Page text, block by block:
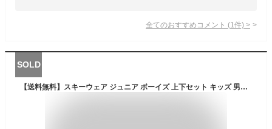
全てのおすすめコメント (1 件) >
SOLD
【送料無料】スキーウェア ジュニア ボーイズ 上下セット キッズ 男の子 130 140 150 160 cm 子供用 スキーウエア 撥水 スノーボードウェア 冬 雪遊び 防寒 小学生 小学校 オリジナル BANNNE バンネ BNSJ-301/BNS-89J Snow Fresh Junior Suit スーツ 通学